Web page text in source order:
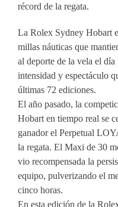
récord de la regata.
La Rolex Sydney Hobart
millas náuticas que
al deporte de la vela el
intensidad y espectáculo
últimas 72 ediciones.
El año pasado, la
Hobart en tiempo real se
ganador el Perpetual
la regata. El Maxi de 30
vio recompensada la
equipo, pulverizando el
cinco horas.
En esta edición de la